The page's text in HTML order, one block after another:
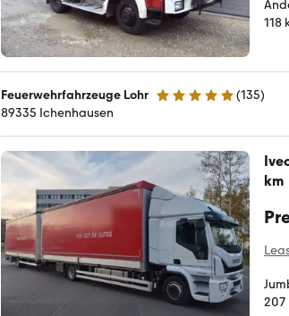
118
Feuerwehrfahrzeuge Lohr 5 Sterne (135)
89335 Ichenhausen
km
207